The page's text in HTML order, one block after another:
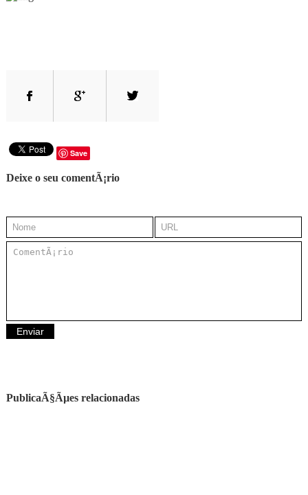
Save
Deixe o seu comentÃ¡rio
PublicaÃ§Ãµes relacionadas